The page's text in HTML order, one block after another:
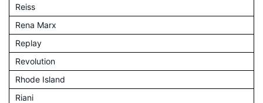
Reiss
Rena Marx
Replay
Revolution
Rhode Island
Riani